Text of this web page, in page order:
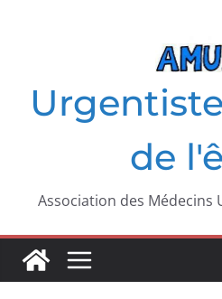
de
Association des Médecins